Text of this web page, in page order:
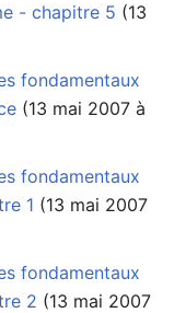
- chapitre 5
fondamentaux
fondamentaux
1
fondamentaux
2